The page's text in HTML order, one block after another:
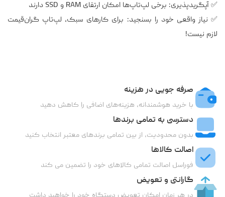
✅ آپگریدپذیری: برخی لپ‌تاپ‌ها امکان ارتقای RAM و SSD دارند
✅ نیاز واقعی خود را بسنجید: برای کارهای سبک، لپ‌تاپ گران‌قیمت
لازم نیست!
صرفه جویی در هزینه
با خرید هوشمندانه، هزینه‌های اضافی را کاهش دهید
دسترسی به تمامی برندها
بدون محدودیت، از بین تمامی برندهای معتبر انتخاب کنید
اصالت کالاها
فوراسل اصالت تمامی کالاهای خود را تضمین می کند
گارانتی و تعویض